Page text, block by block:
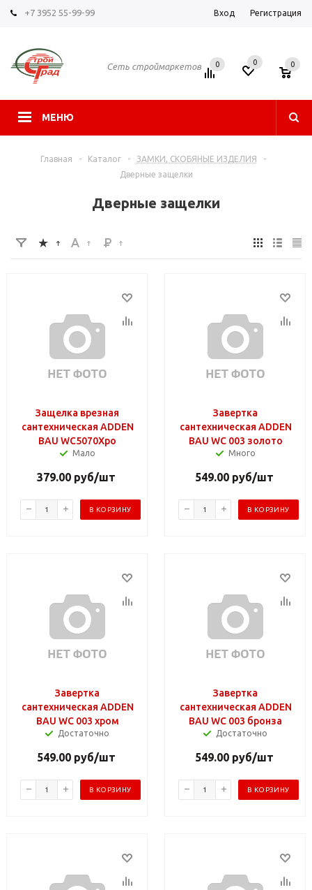
+7 3952 55-99-99 Вход Регистрация
Сеть строймаркетов
МЕНЮ
0 0 0
Главная - Каталог - ЗАМКИ, СКОБЯНЫЕ ИЗДЕЛИЯ
-
Дверные защелки
Дверные защелки
Защелка врезная
сантехническая ADDEN
BAU WC5070Хро
Мало
379.00руб/шт
В КОРЗИНУ
Завертка
сантехническая ADDEN
BAU WС 003 золото
Много
549.00руб/шт
В КОРЗИНУ
Завертка
сантехническая ADDEN
BAU WС 003 хром
Достаточно
549.00руб/шт
В КОРЗИНУ
Завертка
сантехническая ADDEN
BAU WС 003 бронза
Достаточно
549.00руб/шт
В КОРЗИНУ